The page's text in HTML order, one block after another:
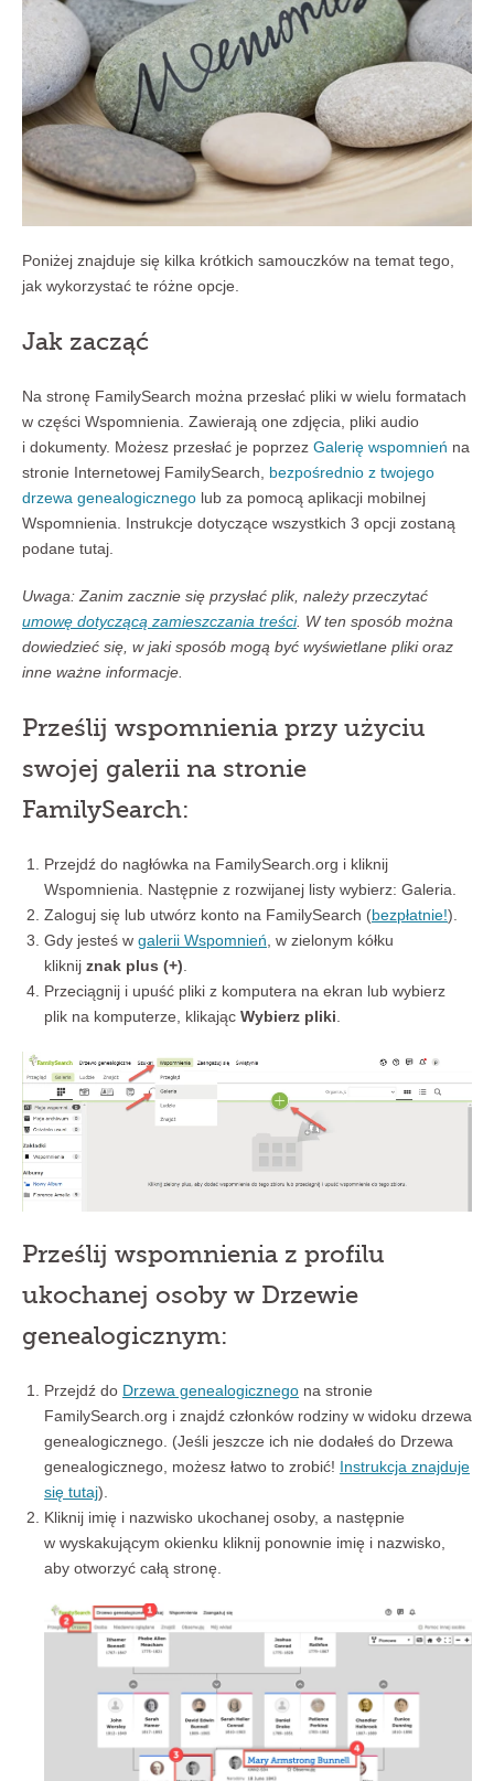
Poniżej znajduje się kilka krótkich samouczków na temat tego,
jak wykorzystać te różne opcje.
Jak zacząć
Na stronę FamilySearch można przesłać pliki w wielu formatach
w części Wspomnienia. Zawierają one zdjęcia, pliki audio
i dokumenty. Możesz przesłać je poprzez Galerię wspomnień na
stronie Internetowej FamilySearch, bezpośrednio z twojego
drzewa genealogicznego lub za pomocą aplikacji mobilnej
Wspomnienia. Instrukcje dotyczące wszystkich 3 opcji zostaną
podane tutaj.
Uwaga: Zanim zacznie się przysłać plik, należy przeczytać
umowę dotyczącą zamieszczania treści. W ten sposób można
dowiedzieć się, w jaki sposób mogą być wyświetlane pliki oraz
inne ważne informacje.
Prześlij wspomnienia przy użyciu
swojej galerii na stronie
FamilySearch:
Przejdź do nagłówka na FamilySearch.org i kliknij
Wspomnienia. Następnie z rozwijanej listy wybierz: Galeria.
Zaloguj się lub utwórz konto na FamilySearch (bezpłatnie!).
Gdy jesteś w galerii Wspomnień , w zielonym kółku
kliknij znak plus (+)
Przeciągnij i upuść pliki z komputera na ekran lub wybierz
plik na komputerze, klikając Wybierz pliki
Prześlij wspomnienia z profilu
ukochanej osoby w Drzewie
genealogicznym:
Przejdź do Drzewa genealogicznego na stronie
FamilySearch.org i znajdź członków rodziny w widoku drzewa
genealogicznego. (Jeśli jeszcze ich nie dodałeś do Drzewa
genealogicznego, możesz łatwo to zrobić! Instrukcja znajduje
się tutaj).
Kliknij imię i nazwisko ukochanej osoby, a następnie
w wyskakującym okienku kliknij ponownie imię i nazwisko,
aby otworzyć całą stronę.